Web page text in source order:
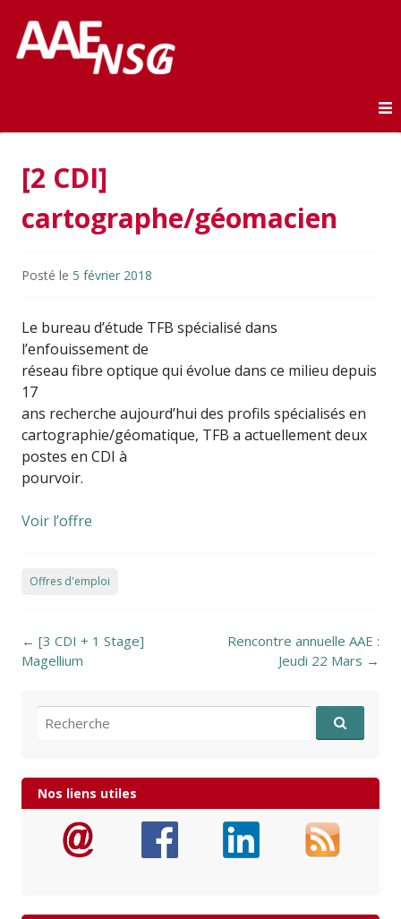
AAE-ENSG
[2 CDI]
cartographe/géomacien
Posté le 5 février 2018
Le bureau d’étude TFB spécialisé dans
l’enfouissement de
réseau fibre optique qui évolue dans ce milieu depuis
17
ans recherche aujourd’hui des profils spécialisés en
cartographie/géomatique, TFB a actuellement deux
postes en CDI à
pourvoir.
Voir l’offre
Offres d'emploi
Post navigation
← [3 CDI + 1 Stage]
Magellium
Rencontre annuelle AAE :
Jeudi 22 Mars →
Recherche pour:
Nos liens utiles